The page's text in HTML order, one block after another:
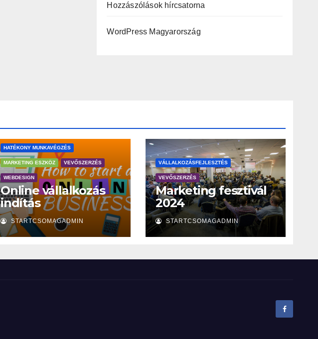
Hozzászólások hírcsatorna
WordPress Magyarország
HATÉKONY MUNKAVÉGZÉS
MARKETING ESZKÖZ VEVŐSZERZÉS
WEBDESIGN
Online vállalkozás
indítás
STARTCSOMAGADMIN
VÁLLALKOZÁSFEJLESZTÉS
VEVŐSZERZÉS
Marketing fesztivál
2024
STARTCSOMAGADMIN